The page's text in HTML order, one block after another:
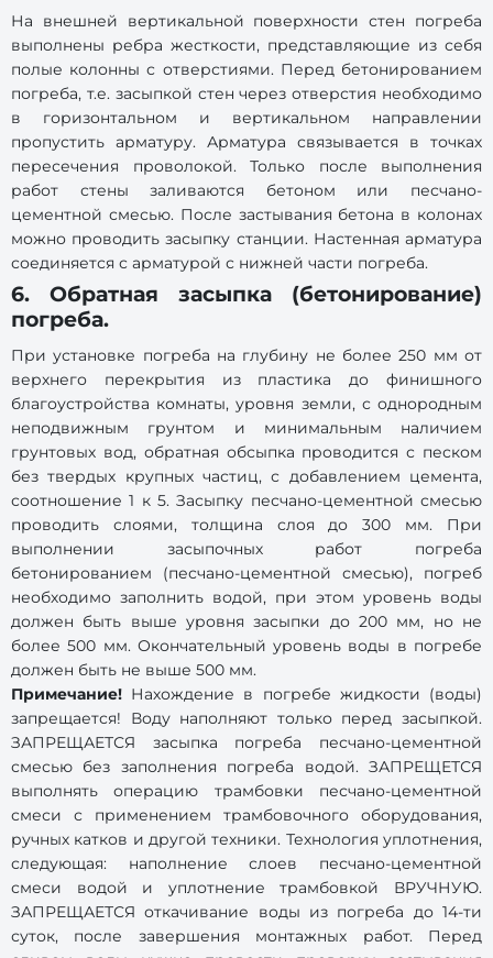
На внешней вертикальной поверхности стен погреба
выполнены ребра жесткости, представляющие из себя
полые колонны с отверстиями. Перед бетонированием
погреба, т.е. засыпкой стен через отверстия необходимо
в горизонтальном и вертикальном направлении
пропустить арматуру. Арматура связывается в точках
пересечения проволокой. Только после выполнения
работ стены заливаются бетоном или песчано-
цементной смесью. После застывания бетона в колонах
можно проводить засыпку станции. Настенная арматура
соединяется с арматурой с нижней части погреба.
6. Обратная засыпка (бетонирование)
погреба.
При установке погреба на глубину не более 250 мм от
верхнего перекрытия из пластика до финишного
благоустройства комнаты, уровня земли, с однородным
неподвижным грунтом и минимальным наличием
грунтовых вод, обратная обсыпка проводится с песком
без твердых крупных частиц, с добавлением цемента,
соотношение 1 к 5. Засыпку песчано-цементной смесью
проводить слоями, толщина слоя до 300 мм. При
выполнении засыпочных работ погреба
бетонированием (песчано-цементной смесью), погреб
необходимо заполнить водой, при этом уровень воды
должен быть выше уровня засыпки до 200 мм, но не
более 500 мм. Окончательный уровень воды в погребе
должен быть не выше 500 мм.
Примечание! Нахождение в погребе жидкости (воды)
запрещается! Воду наполняют только перед засыпкой.
ЗАПРЕЩАЕТСЯ засыпка погреба песчано-цементной
смесью без заполнения погреба водой. ЗАПРЕЩЕТСЯ
выполнять операцию трамбовки песчано-цементной
смеси с применением трамбовочного оборудования,
ручных катков и другой техники. Технология уплотнения,
следующая: наполнение слоев песчано-цементной
смеси водой и уплотнение трамбовкой ВРУЧНУЮ.
ЗАПРЕЩАЕТСЯ откачивание воды из погреба до 14-ти
суток, после завершения монтажных работ. Перед